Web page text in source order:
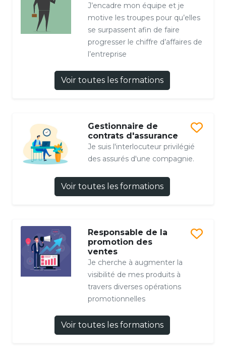
J’encadre mon équipe et je
motive les troupes pour qu’elles
se surpassent afin de faire
progresser le chiffre d’affaires de
l’entreprise
Voir toutes les formations
Gestionnaire de
contrats d'assurance
Je suis l'interlocuteur privilégié
des assurés d'une compagnie.
Voir toutes les formations
Responsable de la
promotion des
ventes
Je cherche à augmenter la
visibilité de mes produits à
travers diverses opérations
promotionnelles
Voir toutes les formations